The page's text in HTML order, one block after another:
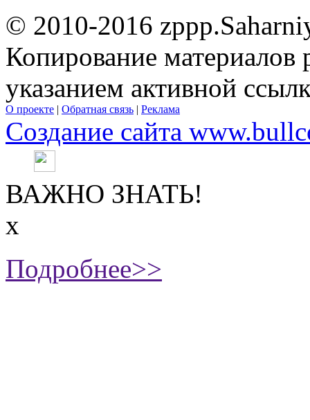
© 2010-2016
Копирование материалов
указанием активной
О проекте | Обратная связь | Реклама
Создание сайта
ВАЖНО ЗНАТЬ!
х
Подробнее>>